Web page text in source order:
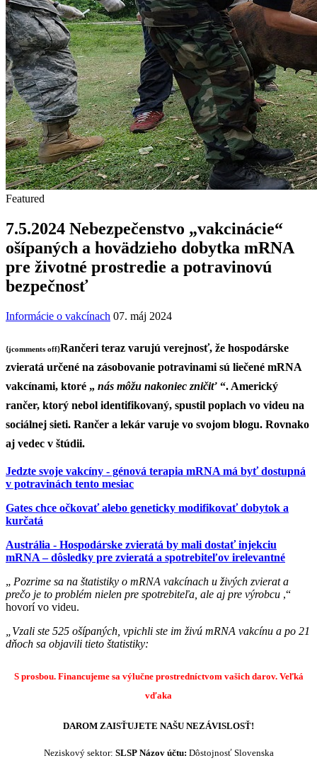
Featured
7.5.2024 Nebezpečenstvo „vakcinácie“
ošípaných a hovädzieho dobytka mRNA
pre životné prostredie a potravinovú
bezpečnosť
Informácie o vakcínach 07. máj 2024
{jcomments off}Rančeri teraz varujú verejnosť, že hospodárske
zvieratá určené na zásobovanie potravinami sú liečené mRNA
vakcínami, ktoré „ nás môžu nakoniec zničiť “. Americký
rančer, ktorý nebol identifikovaný, spustil poplach vo videu na
sociálnej sieti. Rančer a lekár varuje vo svojom blogu. Rovnako
aj vedec v štúdii.
Jedzte svoje vakcíny - génová terapia mRNA má byť dostupná
v potravinách tento mesiac
Gates chce očkovať alebo geneticky modifikovať dobytok a
kurčatá
Austrália - Hospodárske zvieratá by mali dostať injekciu
mRNA – dôsledky pre zvieratá a spotrebiteľov irelevantné
„ Pozrime sa na štatistiky o mRNA vakcínach u živých zvierat a
prečo je to problém nielen pre spotrebiteľa, ale aj pre výrobcu ,“
hovorí vo videu.
„Vzali ste 525 ošípaných, vpichli ste im živú mRNA vakcínu a po 21
dňoch sa objavili tieto štatistiky:
S prosbou. Financujeme sa výlučne prostredníctvom vašich darov. Veľká
vďaka
DAROM ZAISŤUJETE NAŠU NEZÁVISLOSŤ!
Neziskový sektor: SLSP Názov účtu: Dôstojnosť Slovenska